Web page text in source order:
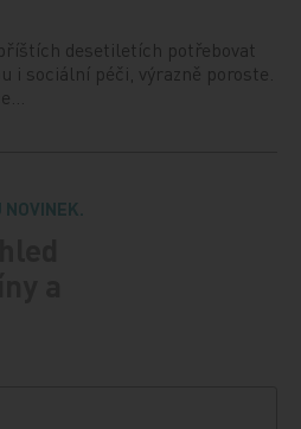
desetiletích potřebovat
i sociální péči, výrazně poroste.